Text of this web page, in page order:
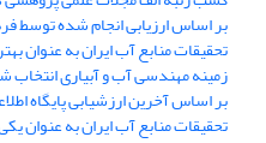
تحقیقات منابع آب ایران به عنوان
زمینه مهندسی آب و آبیاری
بر اساس آخرین ارزشیابی پایگاه
تحقیقات منابع آب ایران به عنوان